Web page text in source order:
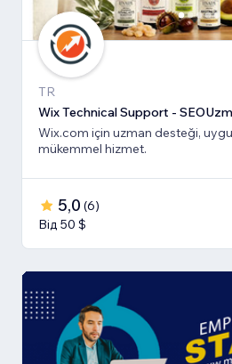
TR
Wix Technical Support -
Wix.com için uzman desteği,
mükemmel hizmet.
5,0 (6)
Від 50 $